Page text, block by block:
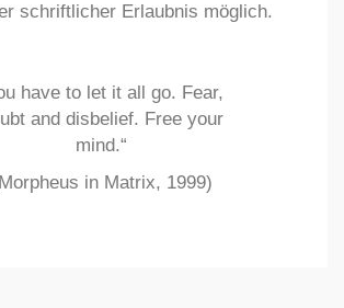
schriftlicher Erlaubnis möglich.
have to let it all go. Fear,
and disbelief. Free your
mind.“
in Matrix, 1999)